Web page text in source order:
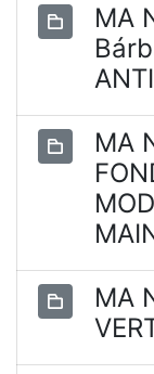
MA
MA
MA